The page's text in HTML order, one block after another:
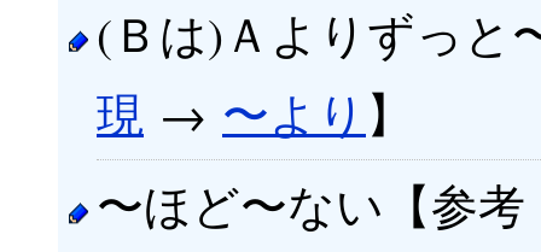
(Ｂは)Ａよりずっと
現 → 〜より 】
〜ほど〜ない【参考